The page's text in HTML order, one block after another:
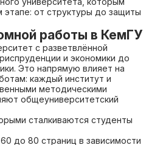
от структуры до защиты
работы в КемГУ
с разветвлённой
и экономики до
Это напрямую влияет на
каждый институт и
методическими
общеуниверситетский
сталкиваются студенты
до 80 страниц в зависимости